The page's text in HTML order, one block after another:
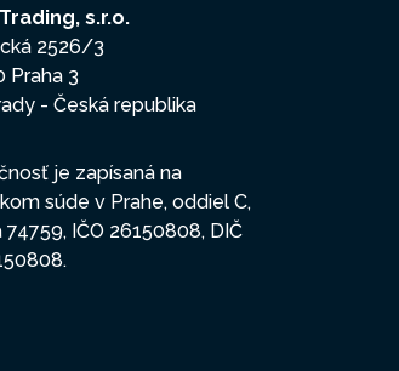
s.r.o.
2526/3
Praha 3
- Česká republika
je zapísaná na
súde v Prahe, oddiel C,
74759, IČO 26150808, DIČ